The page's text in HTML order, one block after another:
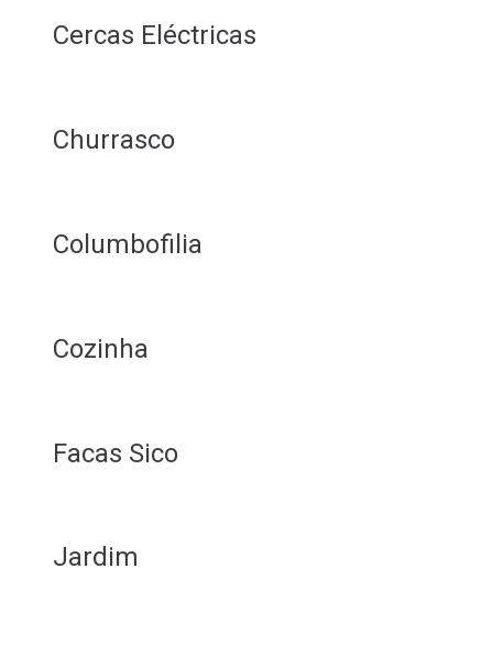
Cercas Eléctricas
Churrasco
Columbofilia
Cozinha
Facas Sico
Jardim